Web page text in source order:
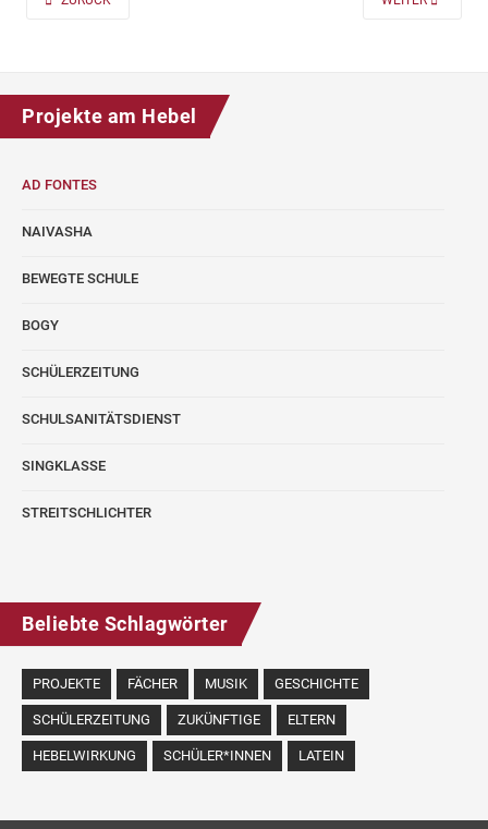
Projekte am Hebel
AD FONTES
NAIVASHA
BEWEGTE SCHULE
BOGY
SCHÜLERZEITUNG
SCHULSANITÄTSDIENST
SINGKLASSE
STREITSCHLICHTER
Beliebte Schlagwörter
PROJEKTE FÄCHER MUSIK GESCHICHTE
SCHÜLERZEITUNG ZUKÜNFTIGE ELTERN
HEBELWIRKUNG SCHÜLER*INNEN LATEIN